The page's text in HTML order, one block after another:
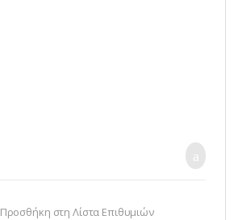
Προσθήκη στη Λίστα Επιθυμιών